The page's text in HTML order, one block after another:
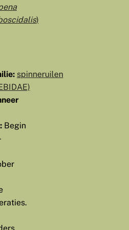
)
spinneruilen
Begin